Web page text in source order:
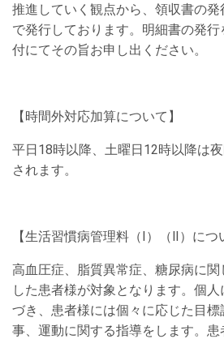
推進していく観点から、領収書の
で発行しております。明細書の発
付にてその旨お申し出ください。
【時間外対応加算について】
平日18時以降、土曜日12時以降は
されます。
【生活習慣病管理料（Ⅰ）（Ⅱ）につ
高血圧症、脂質異常症、糖尿病に
した患者様が対象となります。個
づき、患者様には個々に応じた目
事、運動に関する指導をします。